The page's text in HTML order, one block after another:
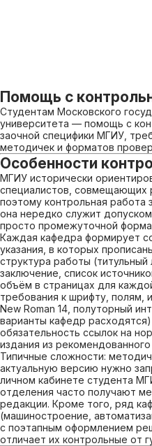
Помощь с
Студентам Московского
университета — помощь с
заочной специфики МГИУ,
методичек и форматов
Особенности
МГИУ исторически
специалистов, совмещающих
поэтому контрольная работа
она нередко служит
просто промежуточной
Каждая кафедра формирует
указания, в которых
структура работы (титульный
заключение, список
объём в страницах для
требования к шрифту, полям,
New Roman 14, полуторный
варианты кафедр расходятся)
обязательность ссылок на
издания из рекомендованного
Типичные сложности:
актуальную версию нужно
личном кабинете студента
отделения часто получают
редакции. Кроме того, ряд
(машиностроение,
с поэтапным оформлением
отличает их контрольные от